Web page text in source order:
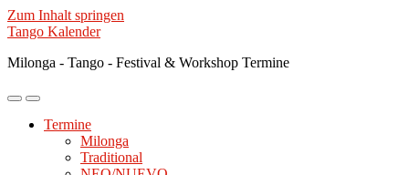
Zum Inhalt springen
Tango Kalender
Milonga - Tango - Festival & Workshop Termine
Mobile-
ein-/ausblenden
Suchfeld
ein-/ausblenden
Termine
Milonga
Traditional